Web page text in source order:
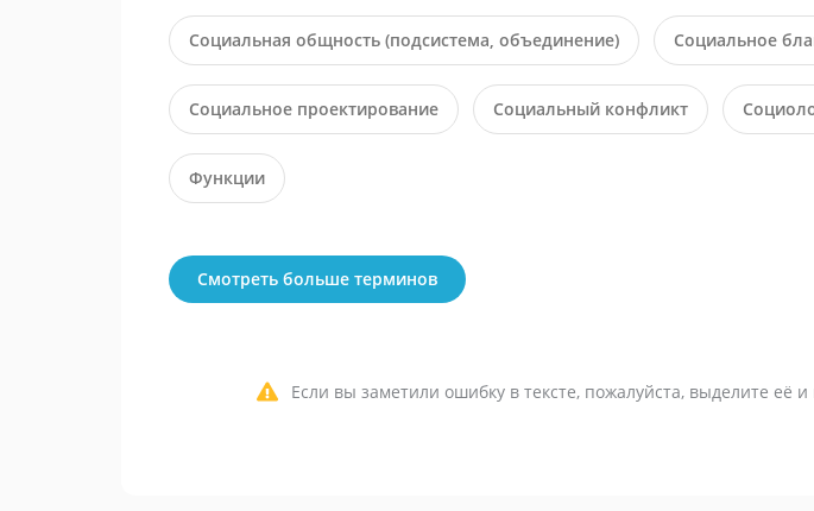
Социальная общность (подсистема, объединение) Социальное
Социальное проектирование Социальный конфликт
Функции
Смотреть больше терминов
Если вы заметили ошибку в тексте, пожалуйста, выделите её